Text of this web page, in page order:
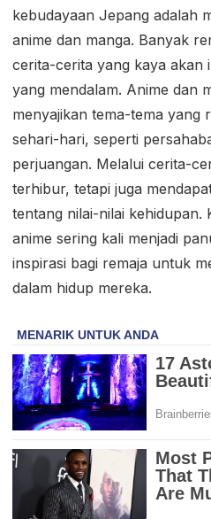
kebudayaan Jepang adalah
anime dan manga. Banyak
cerita-cerita yang kaya akan
yang mendalam. Anime dan
menyajikan tema-tema yang
sehari-hari, seperti
perjuangan. Melalui cerita-
terhibur, tetapi juga
tentang nilai-nilai kehidupan.
anime sering kali menjadi
inspirasi bagi remaja untuk
dalam hidup mereka.